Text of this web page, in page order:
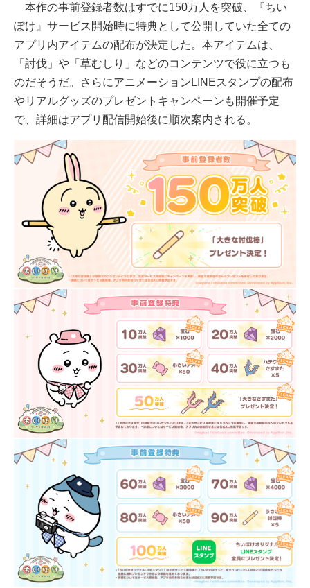
本作の事前登録者数はすでに150万人を突破、『ちい
ぽけ』サービス開始時に特典として公開していた全ての
アプリ内アイテムの配布が決定した。本アイテムは、
「討伐」や「草むしり」などのコンテンツで役に立つも
のだそうだ。さらにアニメーションLINEスタンプの配布
やリアルグッズのプレゼントキャンペーンも開催予定
で、詳細はアプリ配信開始後に順次案内される。